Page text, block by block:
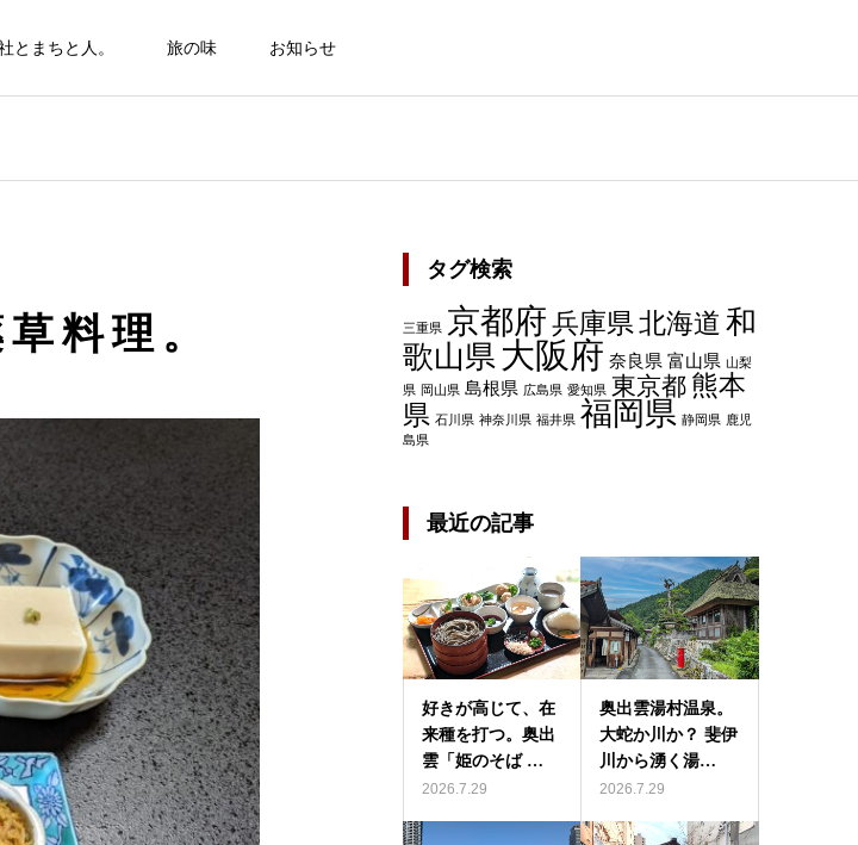
とまちと人。 旅の味 お知らせ
料理。
タグ検索
三重県 京都府兵庫県北海道 和
歌山県 大阪府 奈良県 富山県 山梨
県 岡山県 島根県 広島県 愛知県 東京都 熊本
県 石川県 神奈川県 福井県 福岡県 静岡県 鹿児
島県
最近の記事
好きが高じて、在
来種を打つ。奥出
雲「姫のそば …
2026.7.29
奥出雲湯村温泉。
大蛇か川か？ 斐伊
川から湧く湯…
2026.7.29